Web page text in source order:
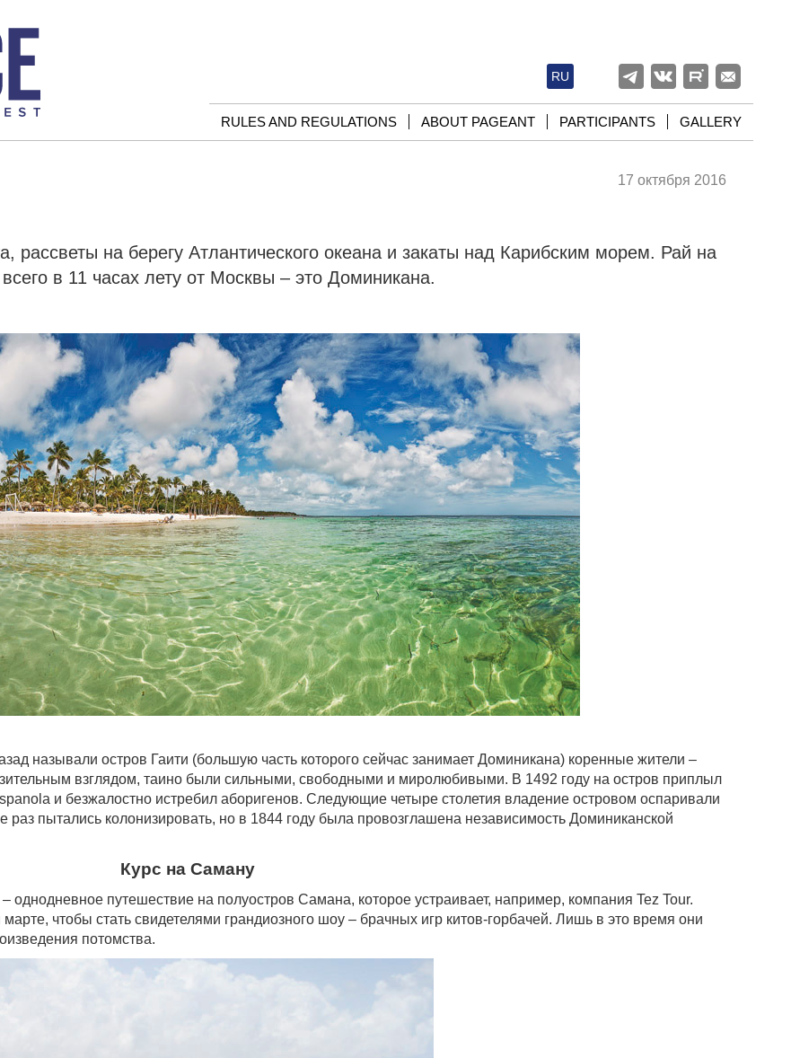
RU
RULES AND REGULATIONS ABOUT PAGEANT PARTICIPANTS GALLERY
17 октября 2016
рассветы на берегу Атлантического океана и закаты над Карибским морем. Рай на
в 11 часах лету от Москвы – это Доминикана.
называли остров Гаити (большую часть которого сейчас занимает Доминикана) коренные жители –
взглядом, таино были сильными, свободными и миролюбивыми. В 1492 году на остров приплыл
и безжалостно истребил аборигенов. Следующие четыре столетия владение островом оспаривали
пытались колонизировать, но в 1844 году была провозглашена независимость Доминиканской
Курс на Саману
путешествие на полуостров Самана, которое устраивает, например, компания Tez Tour.
чтобы стать свидетелями грандиозного шоу – брачных игр китов-горбачей. Лишь в это время они
потомства.